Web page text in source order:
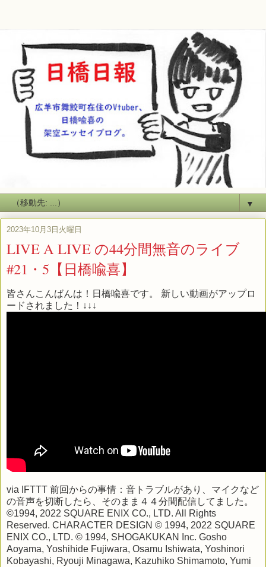
▼
2023年10月3日火曜日
LIVE A LIVE の44分間無音のライブ
#21・5【日橋喩喜】
皆さんこんばんは！日橋喩喜です。 新しい動画がアップロ
ードされました！↓↓↓
via IFTTT 前回からの事情：音トラブルがあり、マイクなど
の音声を切断したら、そのまま４４分間配信してました。
©1994, 2022 SQUARE ENIX CO., LTD. All Rights
Reserved. CHARACTER DESIGN © 1994, 2022 SQUARE
ENIX CO., LTD. © 1994, SHOGAKUKAN Inc. Gosho
Aoyama, Yoshihide Fujiwara, Osamu Ishiwata, Yoshinori
Kobayashi, Ryouji Minagawa, Kazuhiko Shimamoto, Yumi